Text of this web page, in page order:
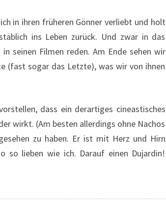
in ihren früheren Gönner verliebt und holt
ins Leben zurück. Und zwar in das
seinen Filmen reden. Am Ende sehen wir
(fast sogar das Letzte), was wir von ihnen
dass ein derartiges cineastisches
wirkt. (Am besten allerdings ohne Nachos
zu haben. Er ist mit Herz und Hirn
so lieben wie ich. Darauf einen Dujardin!